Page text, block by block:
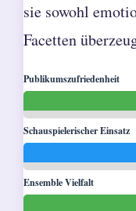
sie sowohl
Facetten
Publikumszufriedenheit
Schauspielerischer Einsatz
Ensemble Vielfalt